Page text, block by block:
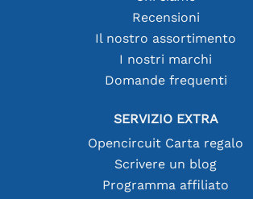
Recensioni
Il nostro assortimento
I nostri marchi
Domande frequenti
SERVIZIO EXTRA
Opencircuit Carta regalo
Scrivere un blog
Programma affiliato